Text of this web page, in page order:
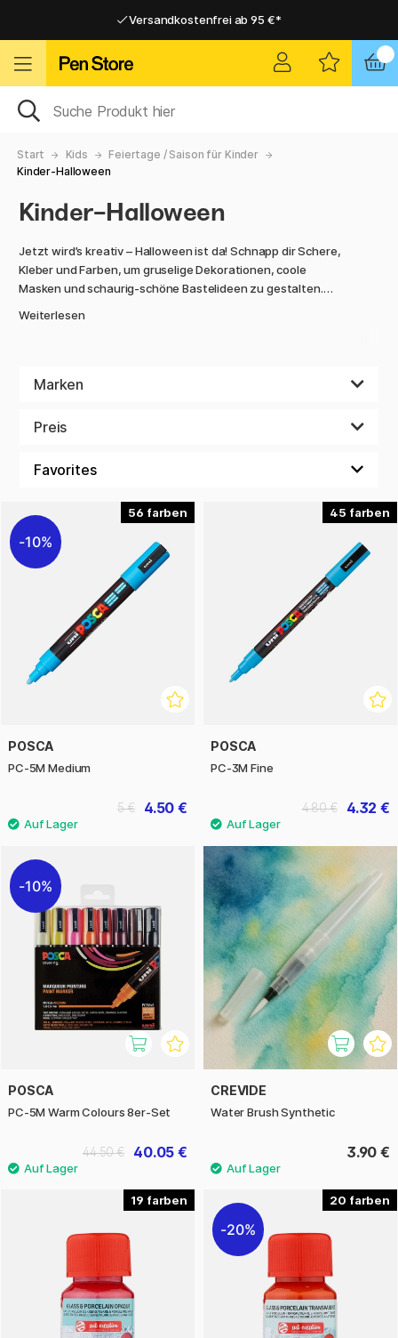
Versandkostenfrei ab 95 €*
Versandkostenfrei ab 95 €*
Start Kids
Feiertage / Saison für Kinder
Kinder-Halloween
Kinder-Halloween
Jetzt wird’s kreativ – Halloween ist da! Schnapp dir Schere,
Kleber und Farben, um gruselige Dekorationen, coole
Masken und schaurig-schöne Bastelideen zu gestalten.
bastle eine kleine Gespensterfamilie aus Seidenpapier.
Mit unserem Halloween-Bastelmaterial kannst du ganz
Grenzen gesetzt.
Lass deiner Kreativität freien Lauf und mach dein Halloween
besonders magisch – bestelle dein Bastelmaterial noch
heute!
Weiterlesen
Marken
Preis
56
10%
POSCA
PC-5M Medium
4.50 €
5 €
45
POSCA
PC-3M Fine
4.32 €
4.80 €
10%
POSCA
PC-5M Warm Colours 8er-Set
40.05 €
44.50 €
CREVIDE
Water Brush Synthetic
3.90 €
19 20
20%